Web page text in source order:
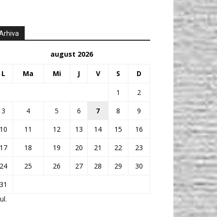
august 2026
L Ma Mi J V S D
1
2
3
4 5 6 7 8
9
11 12 13 14 15
16
18 19 20 21 22
23
25 26 27 28 29
30